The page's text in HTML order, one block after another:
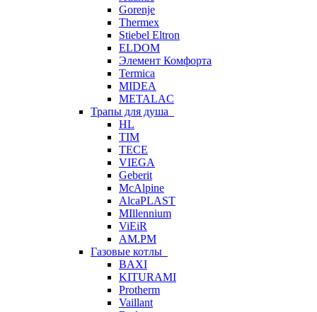
Gorenje
Thermex
Stiebel Eltron
ELDOM
Элемент Комфорта
Termica
MIDEA
METALAC
Трапы для душа
HL
TIM
TECE
VIEGA
Geberit
McAlpine
AlcaPLAST
MIllennium
ViEiR
AM.PM
Газовые котлы
BAXI
KITURAMI
Protherm
Vaillant